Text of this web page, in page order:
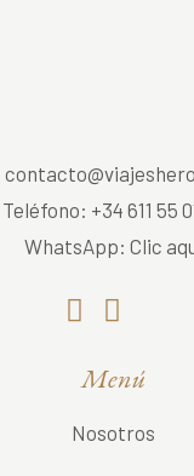
Teléfono: +34 611 55
WhatsApp: Clic
Menú
Nosotros